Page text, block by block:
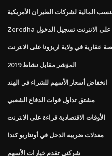
المالية لشركات الطيران الأمريكية
Zerodha على الانترنت تسجيل الدخول
عقارية في ولاية اريزونا على الانترنت
المؤشر مقابل نشاط 2019
انخفاض أسعار الأسهم للشراء في الهند
مشتق تداول قوات الدفاع الشعبي
الأوقات الاقتصادية قراءة على الانترنت
معدلات ضريبة الدخل في أونتاريو كندا
شركتي تقدم خيارات الأسهم